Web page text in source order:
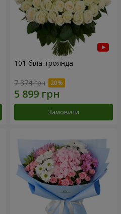
101 біла троянда
7 374 грн
Замовити